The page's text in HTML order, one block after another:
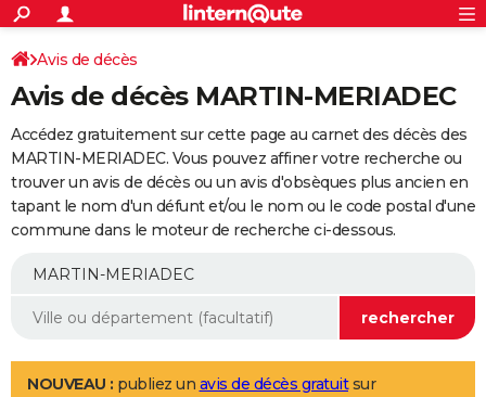
ACTUALITÉS
Politique
Société
Faits Divers
Education
Monde
Villes
+
SPORT
Coupe du monde 2026
Football
Tennis
Cyclisme
Rugby
Forum
Programme TV
TNT
Streaming
Cinéma
Sorties cinéma
Musique
+
FINANCE
Retraite
Epargne
Immobilier
Risques naturels par ville
Assurance
AUTO
Essais
Réserver un essai
Citadines
Berlines
SUV
Forum auto
+
Mobiles
Meilleur smartphone
Internet
Ordinateurs
Jeux vidéo
Guide high-tech
Aménagement intérieur
LIFESTYLE
Avis de décès
Avis de décès MARTIN-MERIADEC
Accédez gratuitement sur cette page au carnet des décès des
MARTIN-MERIADEC. Vous pouvez affiner votre recherche ou
trouver un avis de décès ou un avis d'obsèques plus ancien en
tapant le nom d'un défunt et/ou le nom ou le code postal d'une
commune dans le moteur de recherche ci-dessous.
NOUVEAU : publiez un avis de décès gratuitsur